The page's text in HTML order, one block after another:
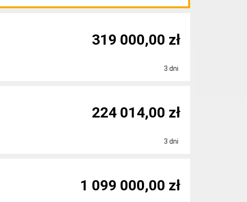
3 dni
319 000,00 zł
3 dni
224 014,00 zł
1 099 000,00 zł